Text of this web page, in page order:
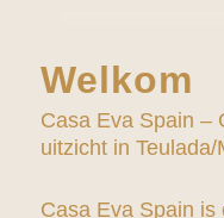
Welkom
Casa Eva Spain –
uitzicht in Teulada/
Casa Eva Spain